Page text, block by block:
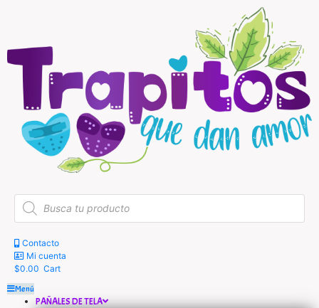
Búsqueda
de
productos
Contacto
Mi cuenta
$0.00 Cart
Menú
PAÑALES DE TELA